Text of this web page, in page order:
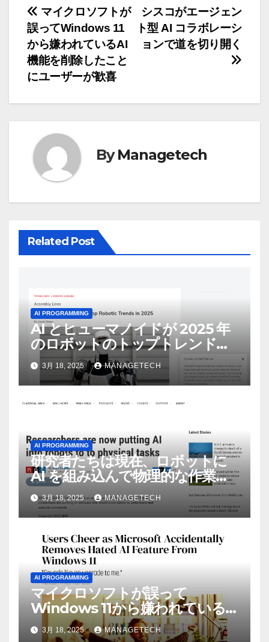
投
稿
ナ
ビ
ー
シ
シスコがエージェン
ト型 AI コラボレーシ
ョンで道を切り開く
マイクロソフトが
誤ってWindows 11
から嫌われているAI
機能を削除したこと
にユーザーが歓喜
ByManagetech
Related Post
AI PROGRAMMING
AI とヒューマノイドが 2025 年
のロボットのトップトレンドに |
ASSEMBLY
3月 18, 2025 MANAGETECH
AI PROGRAMMING
研究者たちは現在、ロボットに
AI を組み込んで物理的な作業を
実行させている | ノーザン パブ
リック ラジオ: WNIJ および
WNIU
3月 18, 2025 MANAGETECH
AI PROGRAMMING
マイクロソフトが誤って
Windows 11から嫌われている
AI機能を削除したことにユーザ
ーが歓喜
3月 18, 2025 MANAGETECH